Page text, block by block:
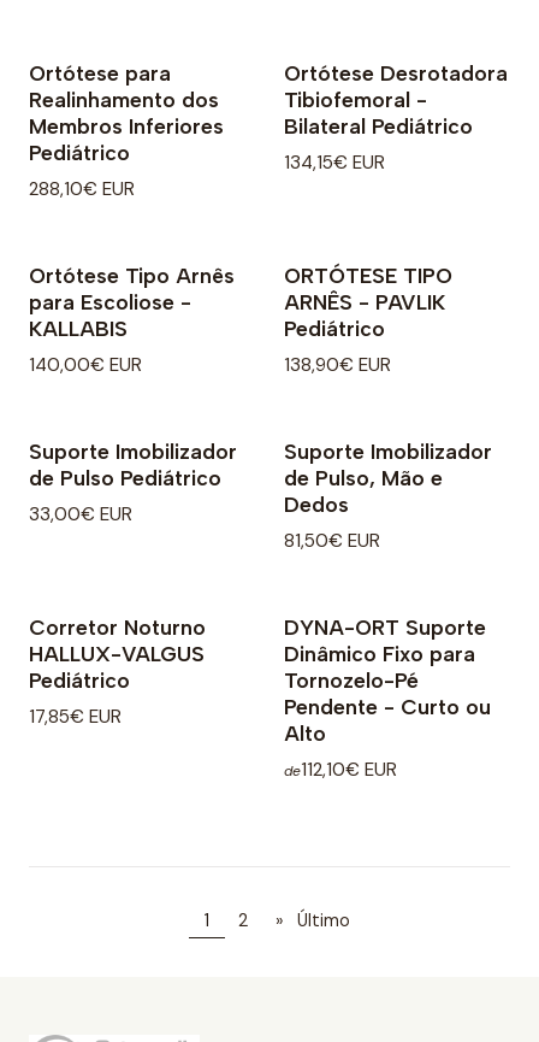
Ortótese para
Realinhamento dos
Membros Inferiores
Pediátrico
288,10€ EUR
Ortótese Desrotadora
Tibiofemoral -
Bilateral Pediátrico
134,15€ EUR
Ortótese Tipo Arnês
para Escoliose -
KALLABIS
140,00€ EUR
ORTÓTESE TIPO
ARNÊS - PAVLIK
Pediátrico
138,90€ EUR
Suporte Imobilizador
de Pulso Pediátrico
33,00€ EUR
Suporte Imobilizador
de Pulso, Mão e
Dedos
81,50€ EUR
Corretor Noturno
HALLUX-VALGUS
Pediátrico
17,85€ EUR
DYNA-ORT Suporte
Dinâmico Fixo para
Tornozelo-Pé
Pendente - Curto ou
Alto
de112,10€ EUR
1 2 » Último